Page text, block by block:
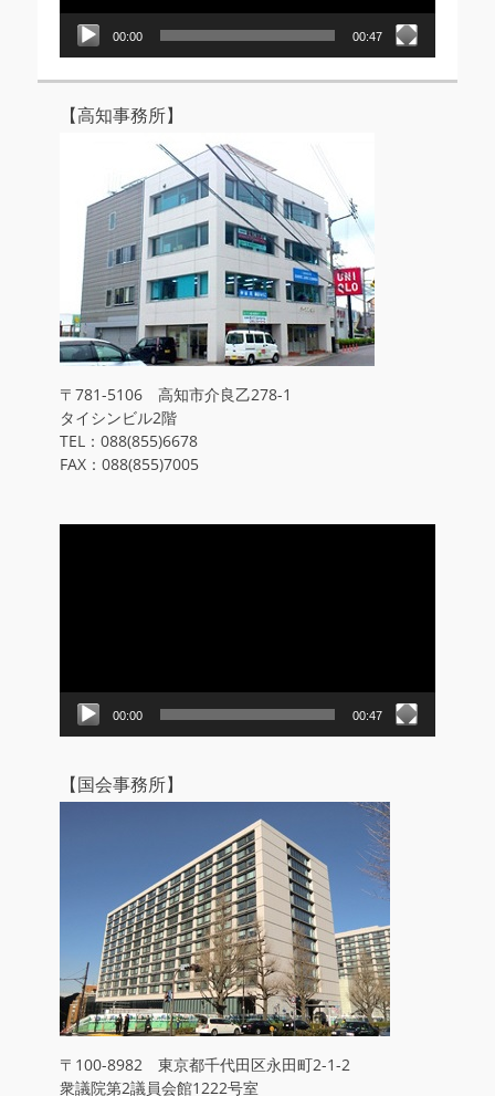
00:00 00:47
【高知事務所】
〒781-5106 高知市介良乙278-1
タイシンビル2階
TEL：088(855)6678
FAX：088(855)7005
00:00 00:47
【国会事務所】
〒100-8982 東京都千代田区永田町2-1-2
衆議院第2議員会館1222号室